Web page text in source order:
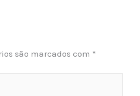
são marcados com *